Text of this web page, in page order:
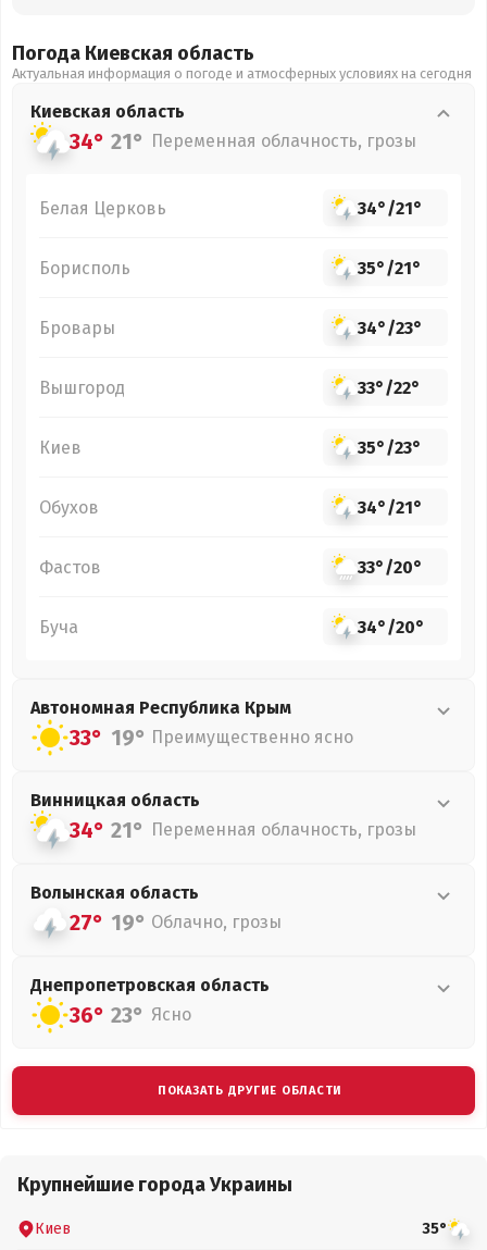
Погода Киевская область
Актуальная информация о погоде и атмосферных условиях на сегодня
Киевская область
34° 21° Переменная облачность, грозы
Белая Церковь 34°/21°
Борисполь 35°/21°
Бровары 34°/23°
Вышгород 33°/22°
Киев 35°/23°
Обухов 34°/21°
Фастов 33°/20°
Буча 34°/20°
Автономная Республика Крым
33° 19° Преимущественно ясно
Винницкая область
34° 21° Переменная облачность, грозы
Волынская область
27° 19° Облачно, грозы
Днепропетровская область
36° 23° Ясно
ПОКАЗАТЬ ДРУГИЕ ОБЛАСТИ
Крупнейшие города Украины
Киев 35°